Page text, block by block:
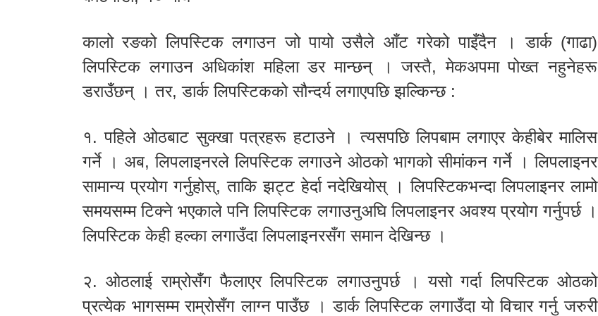
कालो रङको लिपस्टिक लगाउन जो पायो उसैले आँट गरेको पाइँदैन । डार्क (गाढा)
लिपस्टिक लगाउन अधिकांश महिला डर मान्छन् । जस्तै, मेकअपमा पोख्त नहुनेहरू
डराउँछन् । तर, डार्क लिपस्टिकको सौन्दर्य लगाएपछि झल्किन्छ :
१. पहिले ओठबाट सुक्खा पत्रहरू हटाउने । त्यसपछि लिपबाम लगाएर केहीबेर मालिस
गर्ने । अब, लिपलाइनरले लिपस्टिक लगाउने ओठको भागको सीमांकन गर्ने । लिपलाइनर
सामान्य प्रयोग गर्नुहोस्, ताकि झट्ट हेर्दा नदेखियोस् । लिपस्टिकभन्दा लिपलाइनर लामो
समयसम्म टिक्ने भएकाले पनि लिपस्टिक लगाउनुअघि लिपलाइनर अवश्य प्रयोग गर्नुपर्छ ।
लिपस्टिक केही हल्का लगाउँदा लिपलाइनरसँग समान देखिन्छ ।
२. ओठलाई राम्रोसँग फैलाएर लिपस्टिक लगाउनुपर्छ । यसो गर्दा लिपस्टिक ओठको
प्रत्येक भागसम्म राम्रोसँग लाग्न पाउँछ । डार्क लिपस्टिक लगाउँदा यो विचार गर्नु जरुरी